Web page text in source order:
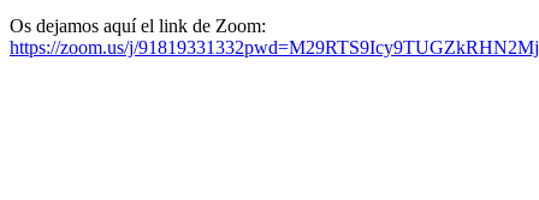
Os dejamos aquí el link de Zoom:
https://zoom.us/j/